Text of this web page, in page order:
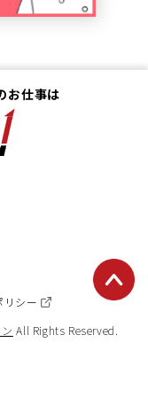
お仕事は
リシー
All Rights Reserved.